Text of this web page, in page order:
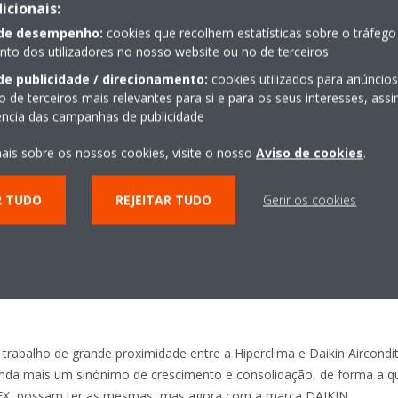
à integração, reunimos a maior experiência mundial em AVAC-R
Isso trará benefícios aos nossos clientes e colaboradores”,
GmbH e da Daikin Air conditioning Germany GmbH. “A etiqueta
quer fazer a sua parte para garantir que isto não muda.”
à data distribuidor exclusivo da ROTEX, irá continuar a oferecer
a saber: Bombas de Calor com unidade interior do tipo HPSU (na
de inércia do tipo Sanicube, Hybridcube (na Daikin, tecnologia única
Piso radiante e acessórios.
assim como a Daikin Europe N.V., muito agradece o trabalho
profissionalismo e rigor, na divulgação, implementação e
de grande proximidade entre a Hiperclima e Daikin
mais um sinónimo de crescimento e consolidação, de forma a
desempenho: cookies que recolhem estatísticas sobre o
dos utilizadores no nosso website ou no de terceiros
publicidade / direcionamento: cookies utilizados para
de terceiros mais relevantes para si e para os seus interesses,
das campanhas de publicidade
sobre os nossos cookies, visite o nosso Aviso de cookies.
TUDO REJEITAR TUDO Gerir os cookies